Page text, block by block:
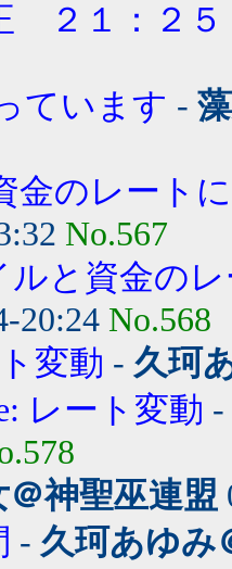
２１：２５
ています -
金のレート
No.567
ルと資金の
20:24 No.568
変動 - 久珂
レート変動 -
＠神聖巫連盟
- 久珂あゆみ